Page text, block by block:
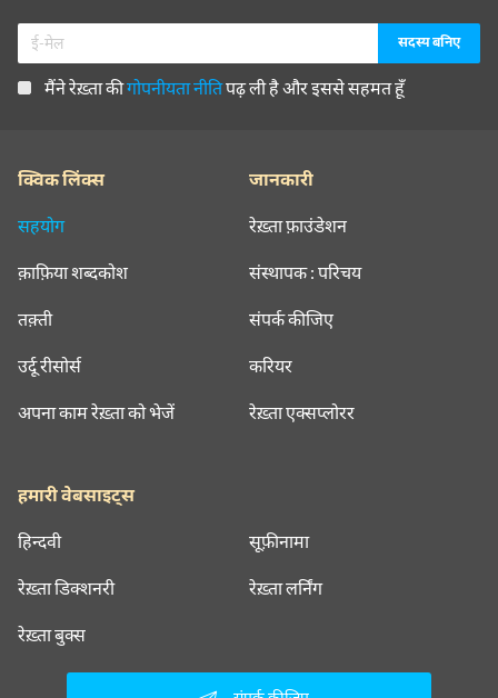
मैंने रेख़्ता कीगोपनीयता नीतिपढ़ ली है और इससे सहमत हूँ
क्विक लिंक्स
सहयोग
क़ाफ़िया शब्दकोश
तक़्ती
उर्दू रीसोर्स
अपना काम रेख़्ता को भेजें
जानकारी
रेख़्ता फ़ाउंडेशन
संस्थापक : परिचय
संपर्क कीजिए
करियर
रेख़्ता एक्सप्लोरर
हमारी वेबसाइट्स
हिन्दवी सूफ़ीनामा
रेख़्ता डिक्शनरी रेख़्ता लर्निंग
रेख़्ता बुक्स